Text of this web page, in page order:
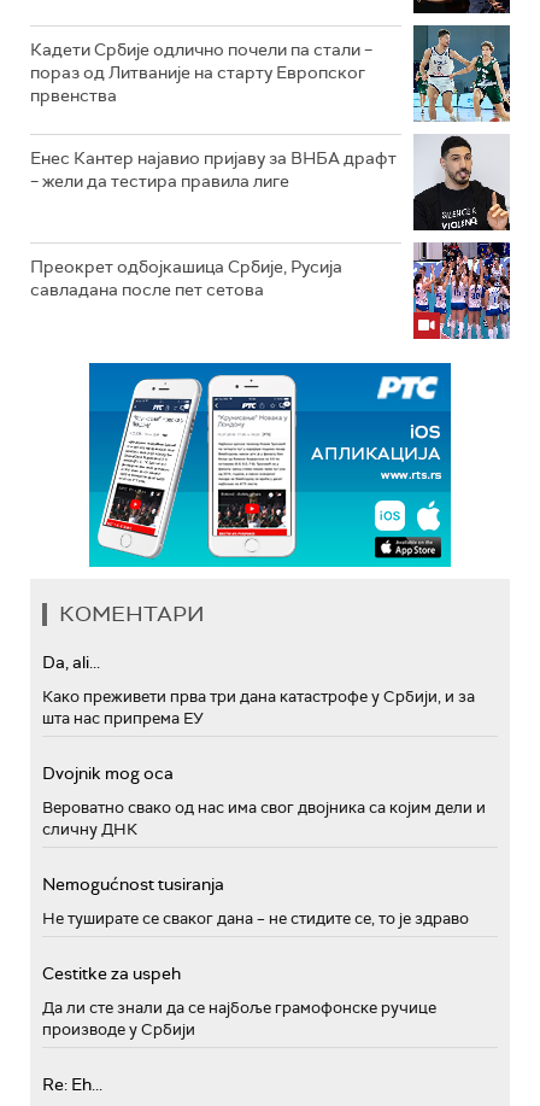
Кадети Србије одлично почели па стали –
пораз од Литваније на старту Европског
првенства
Енес Кантер најавио пријаву за ВНБА драфт
– жели да тестира правила лиге
Преокрет одбојкашица Србије, Русија
савладана после пет сетова
КОМЕНТАРИ
Da, ali...
Како преживети прва три дана катастрофе у Србији, и за
шта нас припрема ЕУ
Dvojnik mog oca
Вероватно свако од нас има свог двојника са којим дели и
сличну ДНК
Nemogućnost tusiranja
Не туширате се сваког дана – не стидите се, то је здраво
Cestitke za uspeh
Да ли сте знали да се најбоље грамофонске ручице
производе у Србији
Re: Eh...